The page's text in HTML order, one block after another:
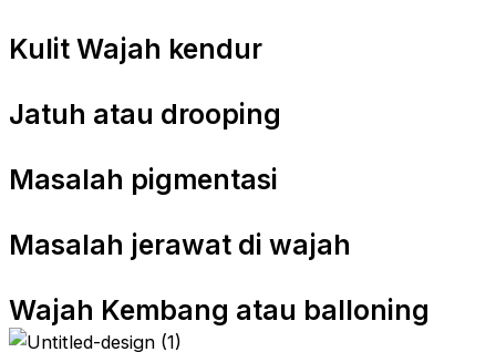
Kulit Wajah kendur
Jatuh atau drooping
Masalah pigmentasi
Masalah jerawat di wajah
Wajah Kembang atau balloning